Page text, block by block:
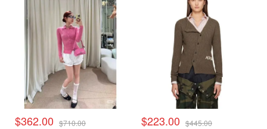
$362.00 $710.00 $223.00 $445.00